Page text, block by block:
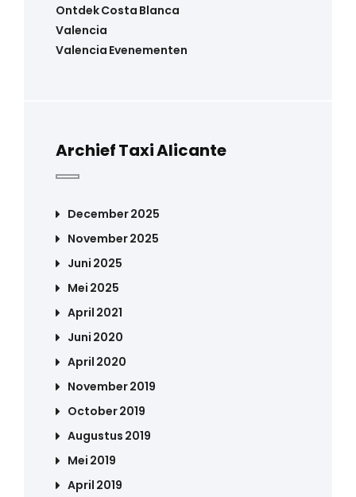
Ontdek Costa Blanca
Valencia
Valencia Evenementen
Archief Taxi Alicante
December 2025
November 2025
Juni 2025
Mei 2025
April 2021
Juni 2020
April 2020
November 2019
October 2019
Augustus 2019
Mei 2019
April 2019